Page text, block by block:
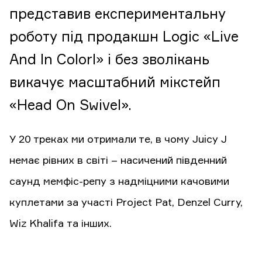
представив експериментальну
роботу під продакшн Logic «Live
And In Colorl» і без зволікань
викачує масштабний мікстейп
«Head On Swivel».
У 20 треках ми отримали те, в чому Juicy J
немає рівних в світі – насичений південний
саунд мемфіс-репу з надміцними качовими
куплетами за участі Project Pat, Denzel Curry,
Wiz Khalifa та інших.